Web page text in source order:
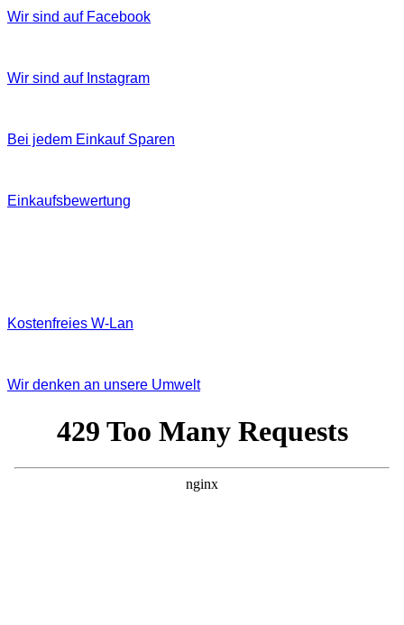
Wir sind auf Facebook
Wir sind auf Instagram
Bei jedem Einkauf Sparen
Einkaufsbewertung
Kostenfreies W‐Lan
Wir denken an unsere Umwelt